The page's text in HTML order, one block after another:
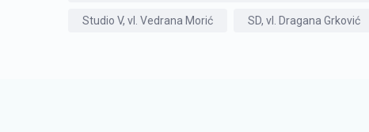
Studio V, vl. Vedrana Morić SD, vl. Dragana Grković